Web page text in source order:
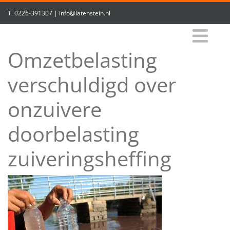
T.0226-391307 | info@latenstein.nl
Omzetbelasting
verschuldigd over
onzuivere
doorbelasting
zuiveringsheffing